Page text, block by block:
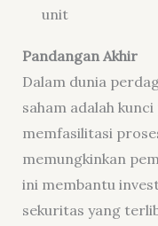
unit
Pandangan Akhir
Dalam dunia
saham adalah
memfasilitasi
memungkinkan
ini membantu
sekuritas yang